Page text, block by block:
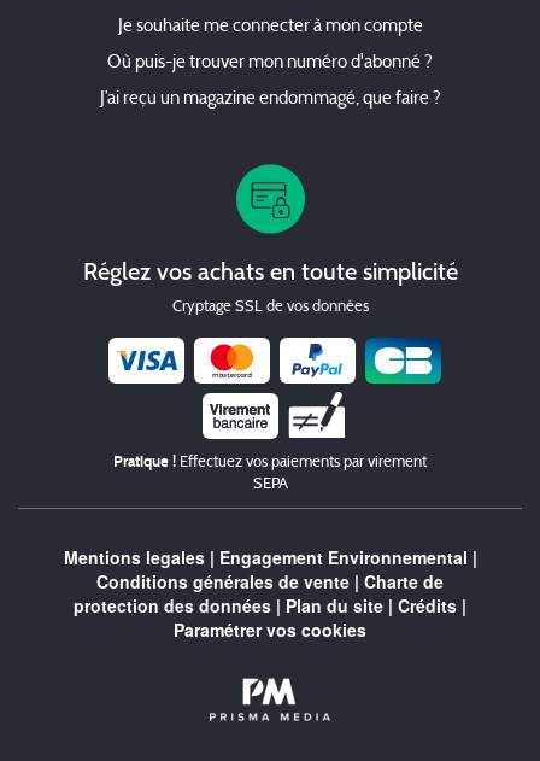
Je souhaite me connecter à mon compte
Où puis-je trouver mon numéro d'abonné ?
J’ai reçu un magazine endommagé, que faire ?
Réglez vos achats en toute simplicité
Cryptage SSL de vos données
Chèque
Pratique ! Effectuez vos paiements par virement
SEPA
Mentions legales| Engagement Environnemental |
Conditions générales de vente | Charte de
protection des données | Plan du site | Crédits |
Paramétrer vos cookies